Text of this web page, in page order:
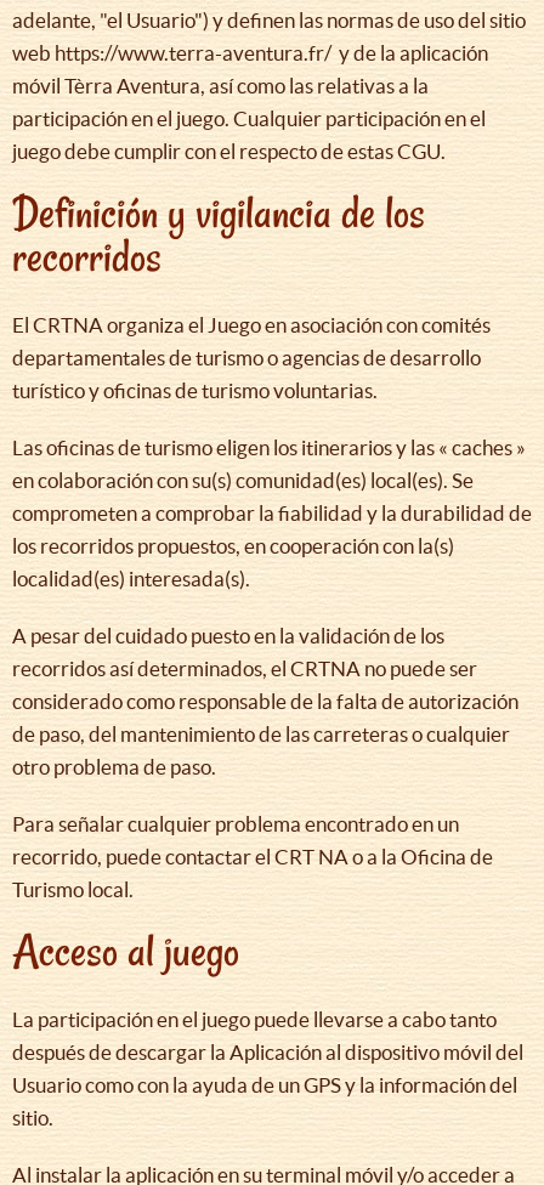
adelante, "el Usuario") y definen las normas de uso del sitio
web https://www.terra-aventura.fr/ y de la aplicación
móvil Tèrra Aventura, así como las relativas a la
participación en el juego. Cualquier participación en el
juego debe cumplir con el respecto de estas CGU.
Definición y vigilancia de los
recorridos
El CRTNA organiza el Juego en asociación con comités
departamentales de turismo o agencias de desarrollo
turístico y oficinas de turismo voluntarias.
Las oficinas de turismo eligen los itinerarios y las « caches »
en colaboración con su(s) comunidad(es) local(es). Se
comprometen a comprobar la fiabilidad y la durabilidad de
los recorridos propuestos, en cooperación con la(s)
localidad(es) interesada(s).
A pesar del cuidado puesto en la validación de los
recorridos así determinados, el CRTNA no puede ser
considerado como responsable de la falta de autorización
de paso, del mantenimiento de las carreteras o cualquier
otro problema de paso.
Para señalar cualquier problema encontrado en un
recorrido, puede contactar el CRT NA o a la Oficina de
Turismo local.
Acceso al juego
La participación en el juego puede llevarse a cabo tanto
después de descargar la Aplicación al dispositivo móvil del
Usuario como con la ayuda de un GPS y la información del
sitio.
Al instalar la aplicación en su terminal móvil y/o acceder a